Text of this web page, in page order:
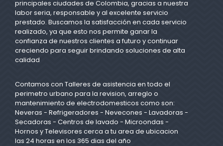
principales ciudades de Colombia, gracias a nuestra
labor seria, responsable y al excelente servicio
prestado. Buscamos la satisfacción en cada servicio
realizado, ya que esto nos permite ganar la
confianza de nuestros clientes a futuro y continuar
creciendo para seguir brindando soluciones de alta
calidad
Contamos con Talleres de asistencia en todo el
perimetro urbano para la revision, arreglo o
mantenimiento de electrodomesticos como son:
Neveras - Refrigeradores - Nevecones - Lavadoras -
Secadoras - Centros de lavado - Microondas -
Hornos y Televisores cerca a tu area de ubicacion
las 24 horas en los 365 dias del año